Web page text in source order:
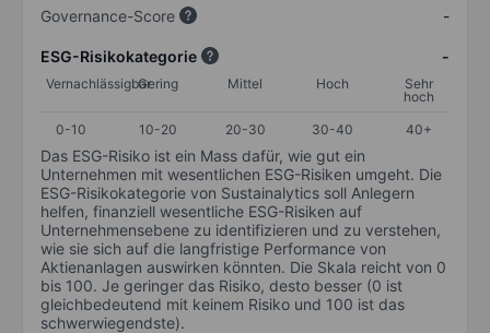
Governance-Score
-
ESG-Risikokategorie -
VernachlässigbarGering Mittel Hoch
Sehr
hoch
0-10
10-20 20-30 30-40 40+
Das ESG-Risiko ist ein Mass dafür, wie gut ein
Unternehmen mit wesentlichen ESG-Risiken umgeht. Die
ESG-Risikokategorie von Sustainalytics soll Anlegern
helfen, finanziell wesentliche ESG-Risiken auf
Unternehmensebene zu identifizieren und zu verstehen,
wie sie sich auf die langfristige Performance von
Aktienanlagen auswirken könnten. Die Skala reicht von 0
bis 100. Je geringer das Risiko, desto besser (0 ist
gleichbedeutend mit keinem Risiko und 100 ist das
schwerwiegendste).